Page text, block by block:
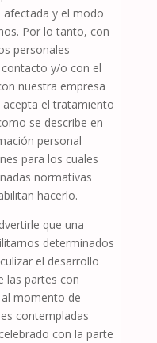
y el modo
Por lo tanto, con
personales
y/o con el
nuestra empresa
el tratamiento
se describe en
personal
para los cuales
normativas
hacerlo.
que una
determinados
el desarrollo
las partes con
momento de
contempladas
con la parte